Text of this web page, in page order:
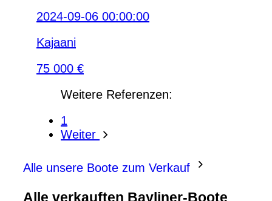
2024-09-06 00:00:00
Kajaani
75 000 €
Weitere Referenzen:
1
Weiter
Alle unsere Boote zum Verkauf
Alle verkauften Bayliner-Boote